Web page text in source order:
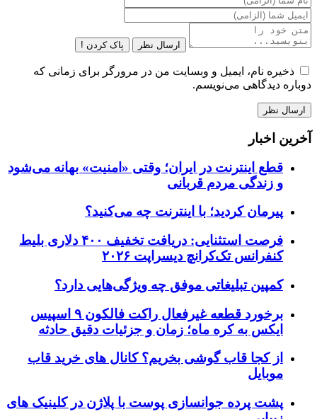
ارسال نظر پاک کردن !
ذخیره نام، ایمیل و وبسایت من در مرورگر برای زمانی که
دوباره دیدگاهی می‌نویسم.
آخرین اخبار
قطع اینترنت در ایران؛ وقتی «امنیت» بهانه می‌شود
و زندگی مردم قربانی
پیرمان کردید؛ با اینترنت چه می‌کنید؟
فرصت استثنایی: دریافت تخفیف ۴۰۰ دلاری بلیط
کنفرانس تک‌کرانچ دیسراپت ۲۰۲۶
کمپین تبلیغاتی موفق چه ویژگی‌هایی دارد؟
برخورد قطعه غیرفعال راکت فالکون ۹ اسپیس
ایکس به کره ماه؛ زمان و جزئیات دقیق حادثه
از کجا قاب گوشی بخریم؟ کانال های خرید قاب
موبایل
پشت پرده جوانسازی پوست با پلاژن در کلینیک های